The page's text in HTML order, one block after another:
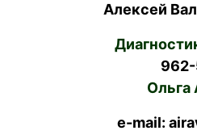
Алексей
Ольга
e-mail: